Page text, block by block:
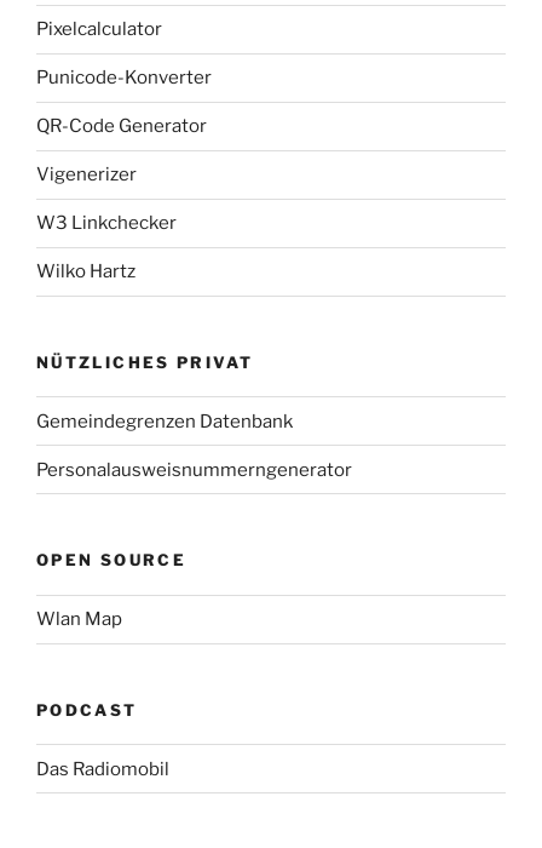
Pixelcalculator
Punicode-Konverter
QR-Code Generator
Vigenerizer
W3 Linkchecker
Wilko Hartz
NÜTZLICHES PRIVAT
Gemeindegrenzen Datenbank
Personalausweisnummerngenerator
OPEN SOURCE
Wlan Map
PODCAST
Das Radiomobil